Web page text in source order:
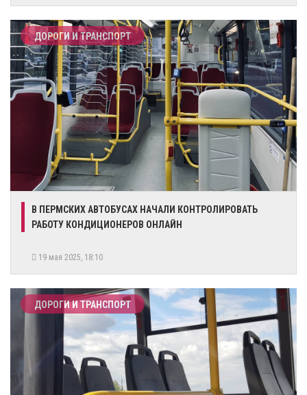
ДОРОГИ И ТРАНСПОРТ
В ПЕРМСКИХ АВТОБУСАХ НАЧАЛИ КОНТРОЛИРОВАТЬ
РАБОТУ КОНДИЦИОНЕРОВ ОНЛАЙН
19 мая 2025, 18:10
ДОРОГИ И ТРАНСПОРТ